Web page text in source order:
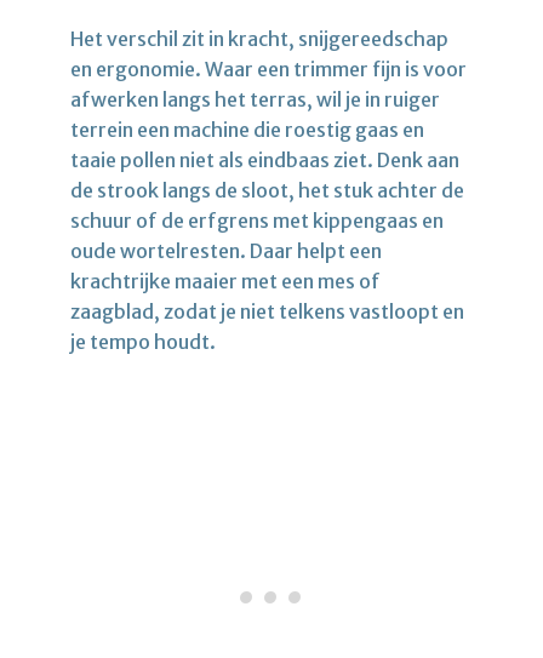
Het verschil zit in kracht, snijgereedschap
en ergonomie. Waar een trimmer fijn is voor
afwerken langs het terras, wil je in ruiger
terrein een machine die roestig gaas en
taaie pollen niet als eindbaas ziet. Denk aan
de strook langs de sloot, het stuk achter de
schuur of de erfgrens met kippengaas en
oude wortelresten. Daar helpt een
krachtrijke maaier met een mes of
zaagblad, zodat je niet telkens vastloopt en
je tempo houdt.